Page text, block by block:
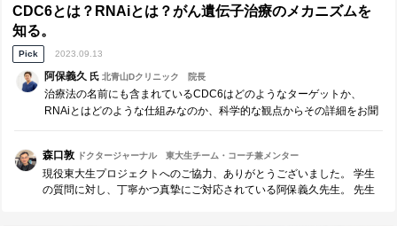
CDC6とは？RNAiとは？がん遺伝子治療のメカニズムを
知る。
Pick 2023.09.13
阿保義久 氏 北青山Dクリニック 院長
治療法の名前にも含まれているCDC6はどのようなターゲットか、
RNAiとはどのような仕組みなのか、科学的な観点からその詳細をお聞
森口敦 ドクタージャーナル 東大生チーム・コーチ兼メンター
現役東大生プロジェクトへのご協力、ありがとうございました。 学生
の質問に対し、丁寧かつ真摯にご対応されている阿保義久先生。 先生